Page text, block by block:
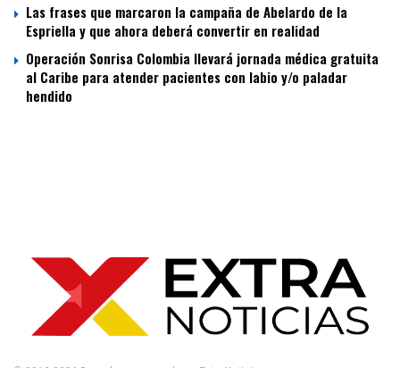
Las frases que marcaron la campaña de Abelardo de la
Espriella y que ahora deberá convertir en realidad
Operación Sonrisa Colombia llevará jornada médica gratuita
al Caribe para atender pacientes con labio y/o paladar
hendido